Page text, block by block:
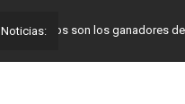
Noticias:
Estos son los ganadores del